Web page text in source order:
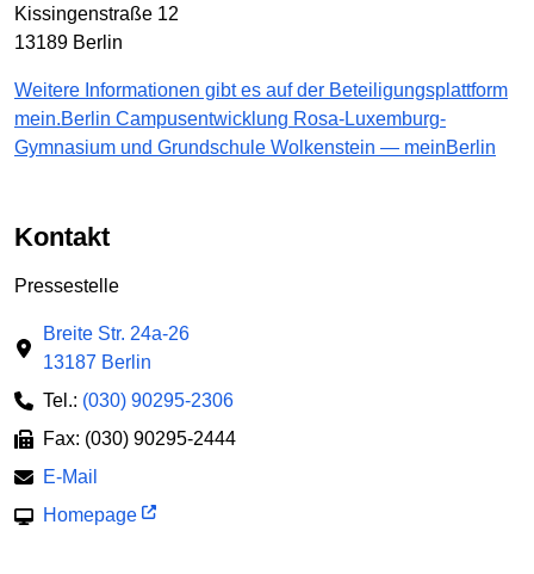
Kissingenstraße 12
13189 Berlin
Weitere Informationen gibt es auf der Beteiligungsplattform
mein.Berlin Campusentwicklung Rosa-Luxemburg-
Gymnasium und Grundschule Wolkenstein — meinBerlin
Kontakt
Pressestelle
Breite Str. 24a-26
13187 Berlin
Tel.: (030) 90295-2306
Fax: (030) 90295-2444
E-Mail
Homepage